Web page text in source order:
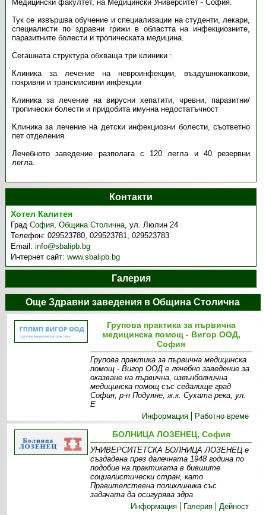
Медицински факултет, на Медицински Университет - София.
Тук се извършва обучение и специализации на студенти, лекари,
специалисти по здравни грижи в областта на инфекциозните,
паразитните болести и тропическата медицина.
Сегашната структура обхваща три клиники :
Клиника за лечение на невроинфекции, въздушнокапкови,
покривни и трансмисивни инфекции
Клиника за лечение на вирусни хепатити, чревни, паразитни/
тропически болести и придобита имунна недостатъчност
Kлиника за лечение на детски инфекциозни болести, съответно
пет отделения.
Лечебното заведение разполага с 120 легла и 40 резервни
легла.
Контакти
Хотел Калитея
ГрадСофия ,Община Столична ,ул. Люлин 24
Телефон:029523780, 029523781, 029523783
Email:info@sbalipb.bg
Интернет сайт:www.sbalipb.bg
Галерия
Още Здравни заведения в Община Столична
Групова практика за първична
медицинска помощ - Вигор ООД,
София
Групова практика за първична медицинска
помощ - Вигор ООД е лечебно заведение за
оказване на първична, извънболнична
медицинска помощ със седалище град
София, р-н Подуяне, ж.к. Сухата река, ул.
Е
Информация
Работно време
БОЛНИЦА ЛОЗЕНЕЦ, София
УНИВЕРСИТЕТСКА БОЛНИЦА ЛОЗЕНЕЦ е
създадена през далечната 1948 година по
подобие на практиката в бившите
социалистически стран, като
Правителствена поликлиника със
задачата да осигурява здра
Информация
Галерия Дейност